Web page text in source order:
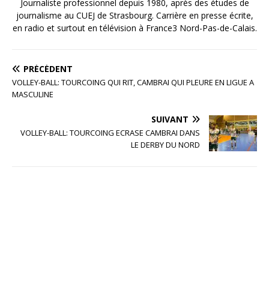
Journaliste professionnel depuis 1980, après des études de
journalisme au CUEJ de Strasbourg. Carrière en presse écrite,
en radio et surtout en télévision à France3 Nord-Pas-de-Calais.
PRÉCÉDENT
VOLLEY-BALL: TOURCOING QUI RIT, CAMBRAI QUI PLEURE EN LIGUE A
MASCULINE
SUIVANT
VOLLEY-BALL: TOURCOING ECRASE CAMBRAI DANS
LE DERBY DU NORD